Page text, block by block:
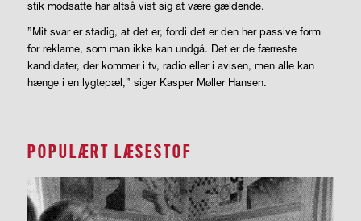
stik modsatte har altså vist sig at være gældende.
”Mit svar er stadig, at det er, fordi det er den her passive form
for reklame, som man ikke kan undgå. Det er de færreste
kandidater, der kommer i tv, radio eller i avisen, men alle kan
hænge i en lygtepæl,” siger Kasper Møller Hansen.
POPULÆRT LÆSESTOF